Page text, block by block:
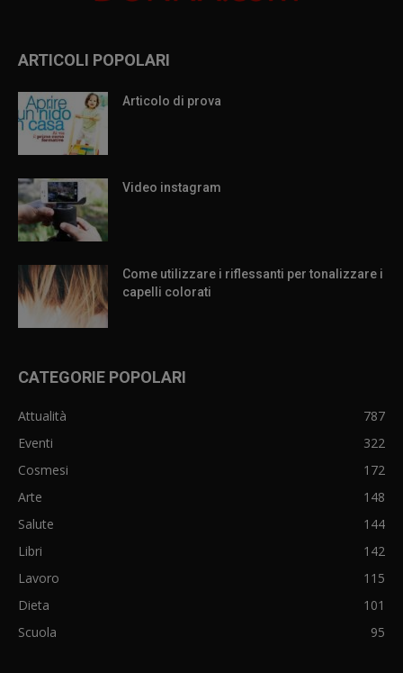
ARTICOLI POPOLARI
Articolo di prova
Video instagram
Come utilizzare i riflessanti per tonalizzare i
capelli colorati
CATEGORIE POPOLARI
Attualità
787
Eventi
322
Cosmesi
172
Arte
148
Salute
144
Libri
142
Lavoro
115
Dieta
101
Scuola
95